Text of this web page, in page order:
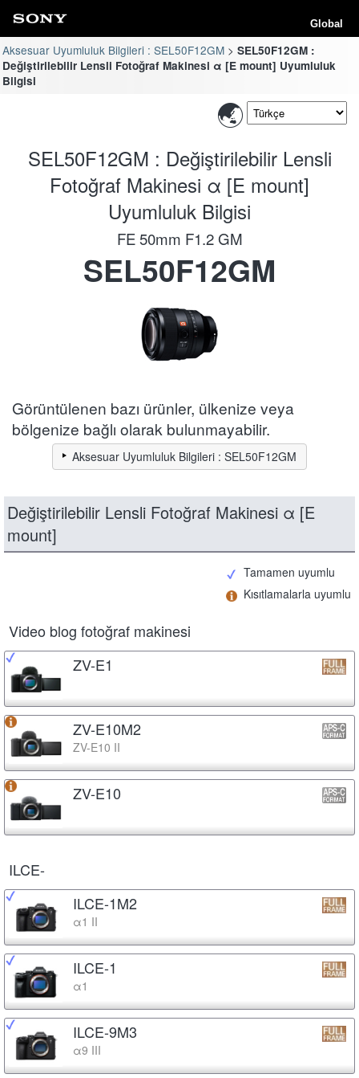
Global
Aksesuar Uyumluluk Bilgileri : SEL50F12GM
SEL50F12GM :
Değiştirilebilir Lensli Fotoğraf Makinesi α [E mount] Uyumluluk
Bilgisi
SEL50F12GM : Değiştirilebilir Lensli
Fotoğraf Makinesi α [E mount]
Uyumluluk Bilgisi
FE 50mm F1.2 GM
SEL50F12GM
Görüntülenen bazı ürünler, ülkenize veya
bölgenize bağlı olarak bulunmayabilir.
Aksesuar Uyumluluk Bilgileri : SEL50F12GM
Değiştirilebilir Lensli Fotoğraf Makinesi α [E
mount]
Tamamen uyumlu
Kısıtlamalarla uyumlu
Video blog fotoğraf makinesi
ZV-E1
ZV-E10M2
ZV-E10 II
ZV-E10
ILCE-
ILCE-1M2
α1 II
ILCE-1
α1
ILCE-9M3
α9 III